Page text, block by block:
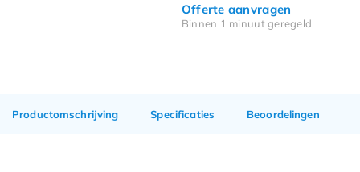
Offerte aanvragen
Binnen 1 minuut geregeld
Productomschrijving Specificaties Beoordelingen